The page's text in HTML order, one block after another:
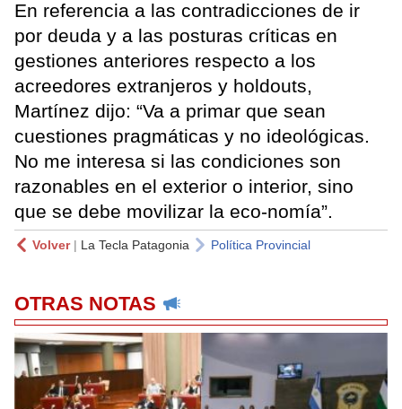
En referencia a las contradicciones de ir
por deuda y a las posturas críticas en
gestiones anteriores respecto a los
acreedores extranjeros y holdouts,
Martínez dijo: “Va a primar que sean
cuestiones pragmáticas y no ideológicas.
No me interesa si las condiciones son
razonables en el exterior o interior, sino
que se debe movilizar la eco-nomía”.
Volver| La Tecla Patagonia Política Provincial
OTRAS NOTAS